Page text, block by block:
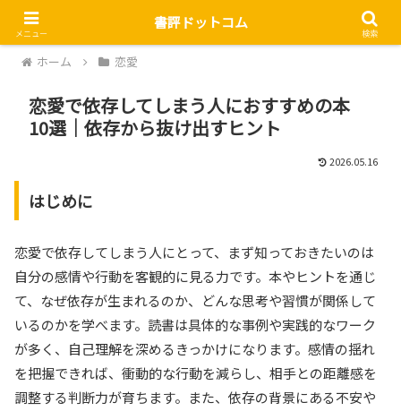
ホーム 恋愛
恋愛で依存してしまう人におすすめの本
10選｜依存から抜け出すヒント
2026.05.16
はじめに
恋愛で依存してしまう人にとって、まず知っておきたいのは
自分の感情や行動を客観的に見る力です。本やヒントを通じ
て、なぜ依存が生まれるのか、どんな思考や習慣が関係して
いるのかを学べます。読書は具体的な事例や実践的なワーク
が多く、自己理解を深めるきっかけになります。感情の揺れ
を把握できれば、衝動的な行動を減らし、相手との距離感を
調整する判断力が育ちます。また、依存の背景にある不安や
メニュー
書評ドットコム
検索